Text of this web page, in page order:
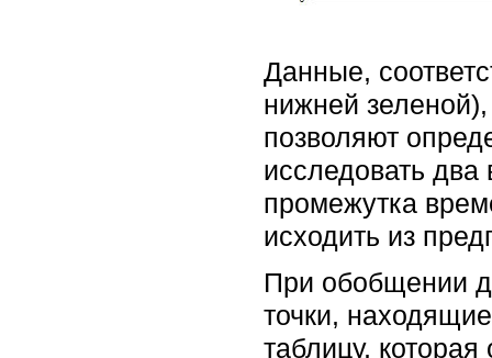
Данные,
нижней
позволяют
исследовать
промежутка
исходить из
При обобщении
точки,
таблицу,